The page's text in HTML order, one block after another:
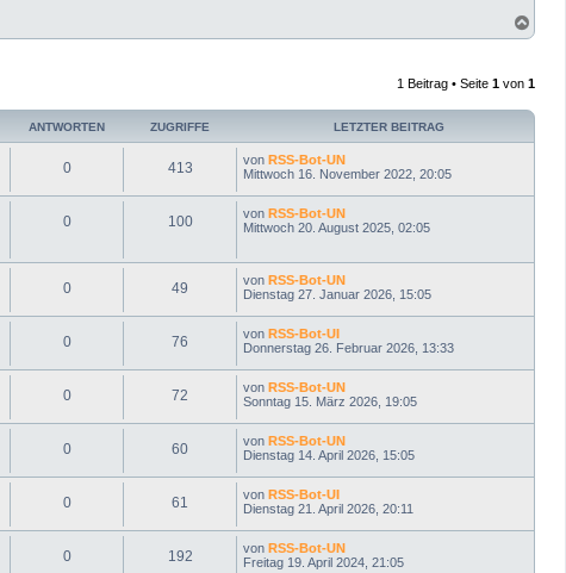
a
o
e
1 Beitrag • Seite 1 von 1
ANTWORTEN ZUGRIFFE LETZTER BEITRAG
0 413 von RSS-Bot-UN
Mittwoch 16. November 2022, 20:05
0 100 von RSS-Bot-UN
Mittwoch 20. August 2025, 02:05
0 49 von RSS-Bot-UN
Dienstag 27. Januar 2026, 15:05
0 76 von RSS-Bot-UI
Donnerstag 26. Februar 2026, 13:33
0 72 von RSS-Bot-UN
Sonntag 15. März 2026, 19:05
0 60 von RSS-Bot-UN
Dienstag 14. April 2026, 15:05
0 61 von RSS-Bot-UI
Dienstag 21. April 2026, 20:11
0 192 von RSS-Bot-UN
Freitag 19. April 2024, 21:05